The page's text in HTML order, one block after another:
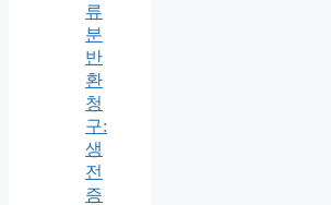
류
분
반
환
청
구:
생
전
증